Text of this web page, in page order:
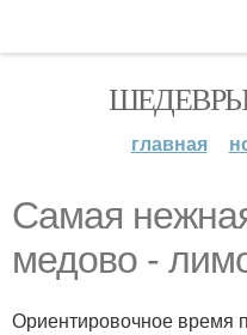
главная
Самая
медово -
Ориентировочное время